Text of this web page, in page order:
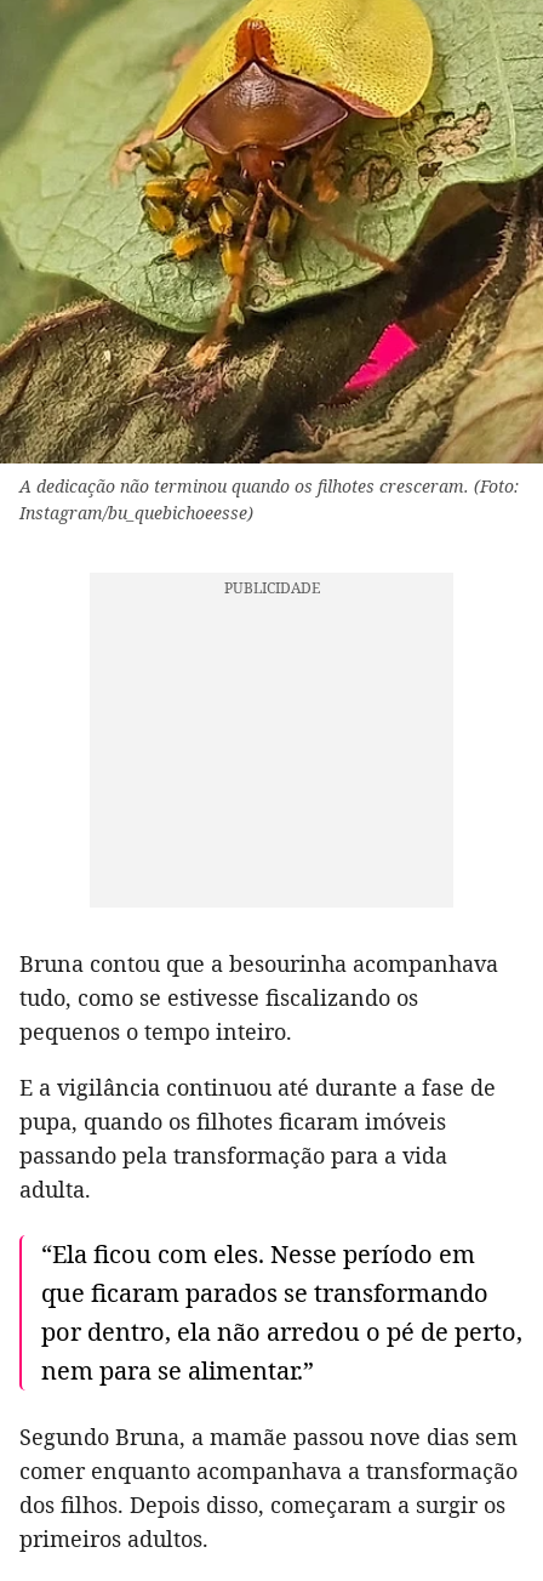
A dedicação não terminou quando os filhotes cresceram. (Foto:
Instagram/bu_quebichoeesse)
Bruna contou que a besourinha acompanhava
tudo, como se estivesse fiscalizando os
pequenos o tempo inteiro.
E a vigilância continuou até durante a fase de
pupa, quando os filhotes ficaram imóveis
passando pela transformação para a vida
adulta.
“Ela ficou com eles. Nesse período em
que ficaram parados se transformando
por dentro, ela não arredou o pé de perto,
nem para se alimentar.”
Segundo Bruna, a mamãe passou nove dias sem
comer enquanto acompanhava a transformação
dos filhos. Depois disso, começaram a surgir os
primeiros adultos.